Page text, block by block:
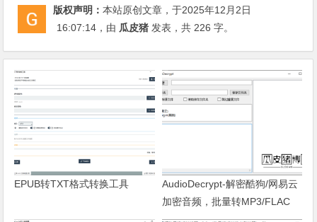
版权声明：本站原创文章，于2025年12月2日
16:07:14 ，由 瓜皮猪 发表，共 226 字。
EPUB转TXT格式转换工具
AudioDecrypt-解密酷狗/网易云
加密音频，批量转MP3/FLAC